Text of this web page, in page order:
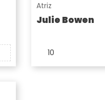
Atriz
Julie Bowen
10